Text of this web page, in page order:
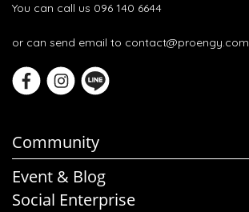
You can call us 096 140 6644
or can send email to contact@proengy.com
Community
Event & Blog
Social Enterprise